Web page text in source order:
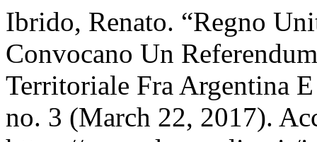
Ibrido, Renato. “Regno
Convocano Un
Territoriale Fra Argentina
no. 3 (March 22, 2017).